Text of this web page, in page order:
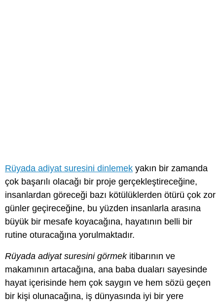
Rüyada adiyat suresini dinlemek yakın bir zamanda
çok başarılı olacağı bir proje gerçekleştireceğine,
insanlardan göreceği bazı kötülüklerden ötürü çok zor
günler geçireceğine, bu yüzden insanlarla arasına
büyük bir mesafe koyacağına, hayatının belli bir
rutine oturacağına yorulmaktadır.
Rüyada adiyat suresini görmekitibarının ve
makamının artacağına, ana baba duaları sayesinde
hayat içerisinde hem çok saygın ve hem sözü geçen
bir kişi olunacağına, iş dünyasında iyi bir yere